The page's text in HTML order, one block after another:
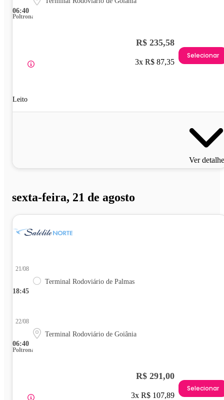
06:40
Poltrona
Leito
R$ 235,58
3x R$ 87,35
Selecionar
Ver
sexta-feira, 21 de agosto
18:45
21/08
Terminal Rodoviário de Palmas
06:40
22/08
Terminal Rodoviário de Goiânia
Poltrona
R$ 291,00
3x R$ 107,89
Selecionar